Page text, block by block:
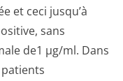
et ceci jusqu’à
sans
de1 µg/ml. Dans